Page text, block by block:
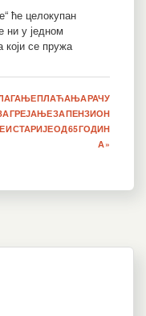
ће целокупан
ни у једном
који се пружа
ПЛАЋАЊА РАЧУ
ГРЕЈАЊЕ ЗА ПЕНЗИОН
И СТАРИЈЕ ОД 65 ГОДИН
А »